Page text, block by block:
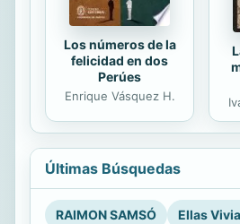
Los números de la
felicidad en dos
Perúes
Enrique Vásquez H.
Últimas Búsquedas
RAIMON SAMSÓ
Ellas